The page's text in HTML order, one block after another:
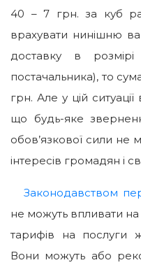
40 – 7 грн. за куб
врахувати нинішню
доставку в
постачальника), то
грн. Але у цій
що будь-яке
обов’язкової сили не
інтересів громадян і
Законодавством
не можуть впливати
тарифів на послуги
Вони можуть або